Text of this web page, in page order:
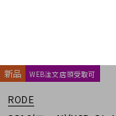
RUPERT NEVE
SANWA SUPPLY
新品 WEB注文店頭受取可
RODE